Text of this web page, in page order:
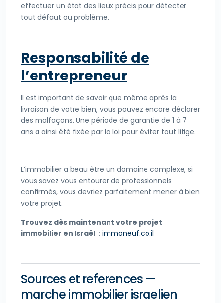
effectuer un état des lieux précis pour détecter
tout défaut ou problème.
Responsabilité de
l’entrepreneur
Il est important de savoir que même après la
livraison de votre bien, vous pouvez encore déclarer
des malfaçons. Une période de garantie de 1 à 7
ans a ainsi été fixée par la loi pour éviter tout litige.
L’immobilier a beau être un domaine complexe, si
vous savez vous entourer de professionnels
confirmés, vous devriez parfaitement mener à bien
votre projet.
Trouvez dès maintenant votre projet
immobilier en Israël : immoneuf.co.il
Sources et references —
marche immobilier israelien